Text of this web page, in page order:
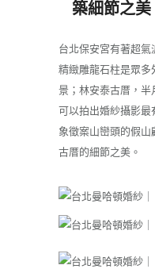
築細節之美
台北保安宮有著超
精緻雕龍石柱是眾多
景；林安泰古厝，半
可以拍出婚紗攝影最
象徵案山巒頭的假
古厝的細節之美。